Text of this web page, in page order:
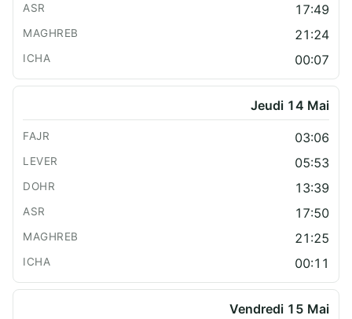
17:49
21:24
00:07
Jeudi 14 Mai
03:06
05:53
13:39
17:50
21:25
00:11
Vendredi 15 Mai